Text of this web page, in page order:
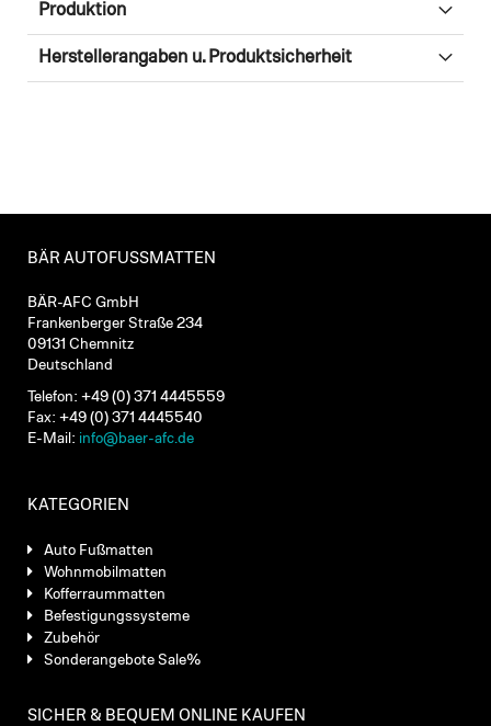
Produktion
Herstellerangaben u. Produktsicherheit
BÄR AUTOFUSSMATTEN
BÄR-AFC GmbH
Frankenberger Straße 234
09131 Chemnitz
Deutschland
Telefon: +49 (0) 371 4445559
Fax: +49 (0) 371 4445540
E-Mail: info@baer-afc.de
KATEGORIEN
Auto Fußmatten
Wohnmobilmatten
Kofferraummatten
Befestigungssysteme
Zubehör
Sonderangebote Sale%
SICHER & BEQUEM ONLINE KAUFEN